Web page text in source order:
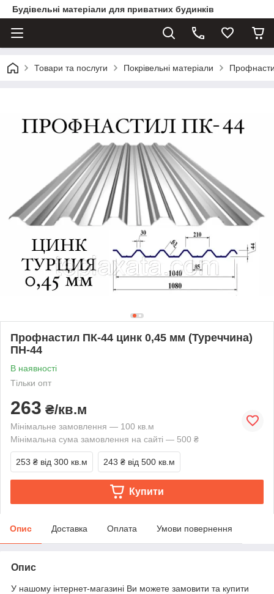
Будівельні матеріали для приватних будинків
Товари та послуги Покрівельні матеріали
Профнастил ПК-44 цинк 0,45 мм (Туреччина)
ПН-44
В наявності
Тільки опт
263 ₴/кв.м
Мінімальне замовлення — 100 кв.м
Мінімальна сума замовлення на сайті — 500 ₴
253 ₴ від 300 кв.м 243 ₴ від 500 кв.м
Купити
Опис Доставка Оплата Умови повернення
Опис
У нашому інтернет-магазині Ви можете замовити та купити